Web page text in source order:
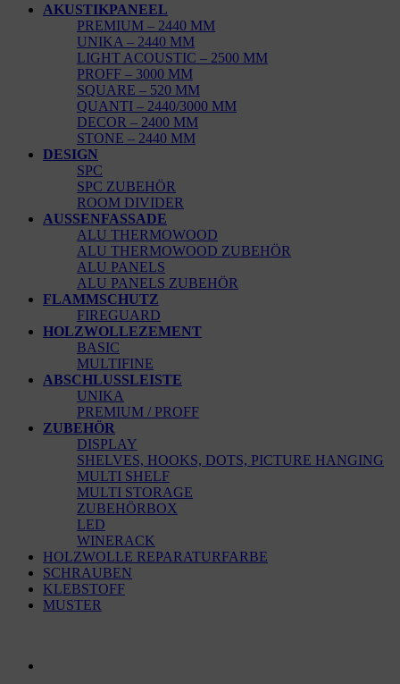
AKUSTIKPANEEL
PREMIUM – 2440 MM
UNIKA – 2440 MM
LIGHT ACOUSTIC – 2500 MM
PROFF – 3000 MM
SQUARE – 520 MM
QUANTI – 2440/3000 MM
DECOR – 2400 MM
STONE – 2440 MM
DESIGN
SPC
SPC ZUBEHÖR
ROOM DIVIDER
AUSSENFASSADE
ALU THERMOWOOD
ALU THERMOWOOD ZUBEHÖR
ALU PANELS
ALU PANELS ZUBEHÖR
FLAMMSCHUTZ
FIREGUARD
HOLZWOLLEZEMENT
BASIC
MULTIFINE
ABSCHLUSSLEISTE
UNIKA
PREMIUM / PROFF
ZUBEHÖR
DISPLAY
SHELVES, HOOKS, DOTS, PICTURE HANGING
MULTI SHELF
MULTI STORAGE
ZUBEHÖRBOX
LED
WINERACK
HOLZWOLLE REPARATURFARBE
SCHRAUBEN
KLEBSTOFF
MUSTER